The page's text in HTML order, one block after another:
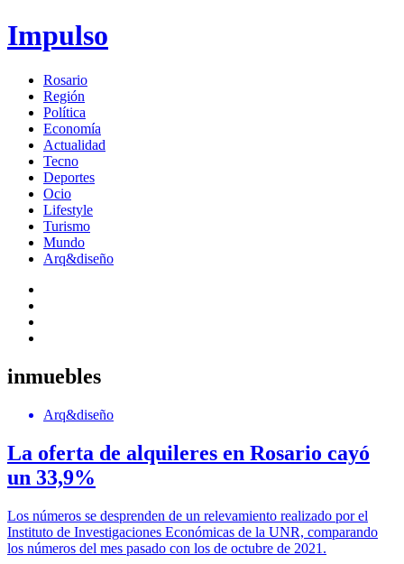
Impulso
Rosario
Región
Política
Economía
Actualidad
Tecno
Deportes
Ocio
Lifestyle
Turismo
Mundo
Arq&diseño
inmuebles
Arq&diseño
La oferta de alquileres en Rosario cayó
un 33,9%
Los números se desprenden de un relevamiento realizado por el
Instituto de Investigaciones Económicas de la UNR, comparando
los números del mes pasado con los de octubre de 2021.